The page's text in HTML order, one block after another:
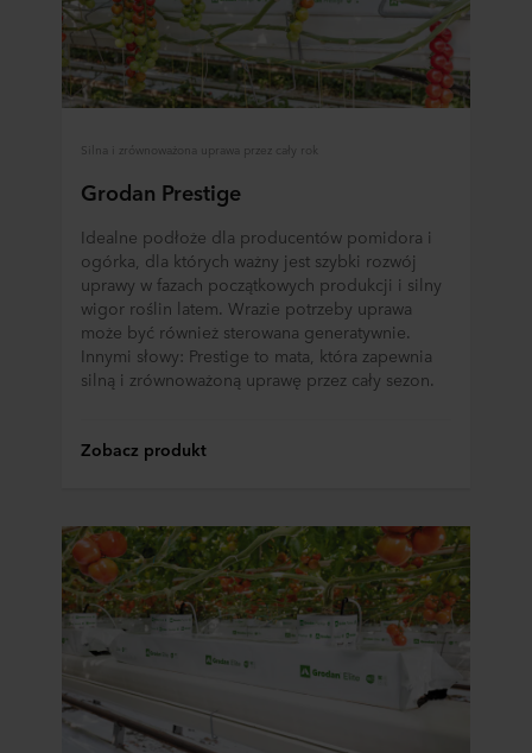
Silna i zrównoważona uprawa przez cały rok
Grodan Prestige
Idealne podłoże dla producentów pomidora i
ogórka, dla których ważny jest szybki rozwój
uprawy w fazach początkowych produkcji i silny
wigor roślin latem. Wrazie potrzeby uprawa
może być również sterowana generatywnie.
Innymi słowy: Prestige to mata, która zapewnia
silną i zrównoważoną uprawę przez cały sezon.
Zobacz produkt